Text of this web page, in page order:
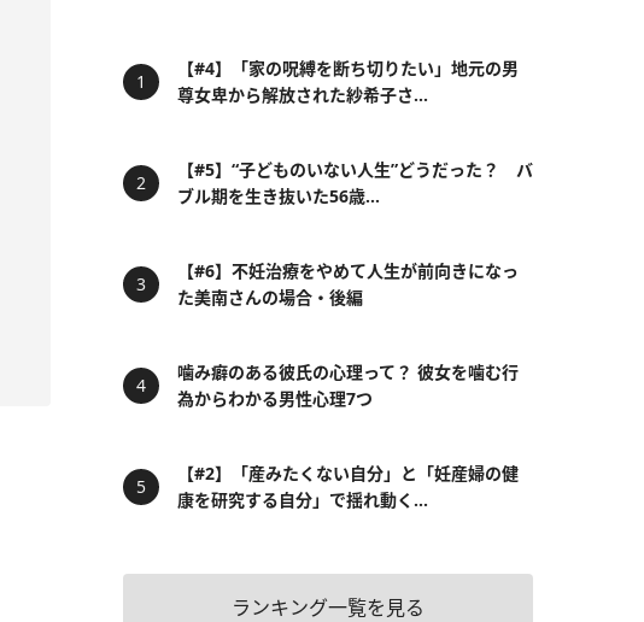
【#4】「家の呪縛を断ち切りたい」地元の男
尊女卑から解放された紗希子さ...
【#5】“子どものいない人生”どうだった？ バ
ブル期を生き抜いた56歳...
【#6】不妊治療をやめて人生が前向きになっ
た美南さんの場合・後編
噛み癖のある彼氏の心理って？ 彼女を噛む行
為からわかる男性心理7つ
【#2】「産みたくない自分」と「妊産婦の健
康を研究する自分」で揺れ動く...
ランキング一覧を見る